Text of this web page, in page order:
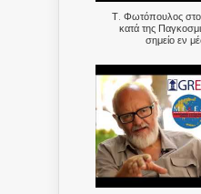
Τ. Φωτόπουλος
κατά της
σημείο εν